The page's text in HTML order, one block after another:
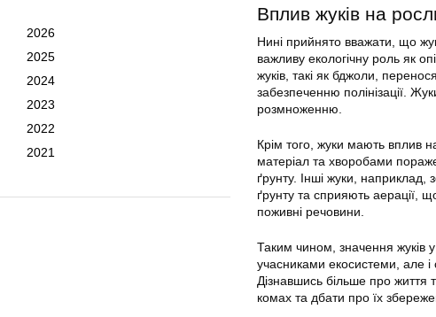
2026
2025
2024
2023
2022
2021
Вплив жуків на
Нині прийнято вважати, що
важливу екологічну роль як
жуків, такі як бджоли,
забезпеченню полінізації.
розмноженню.
Крім того, жуки мають вплив
матеріал та хворобами
ґрунту. Інші жуки,
ґрунту та сприяють аерації,
поживні речовини.
Таким чином, значення жуків
учасниками екосистеми, але і
Дізнавшись більше про життя
комах та дбати про їх